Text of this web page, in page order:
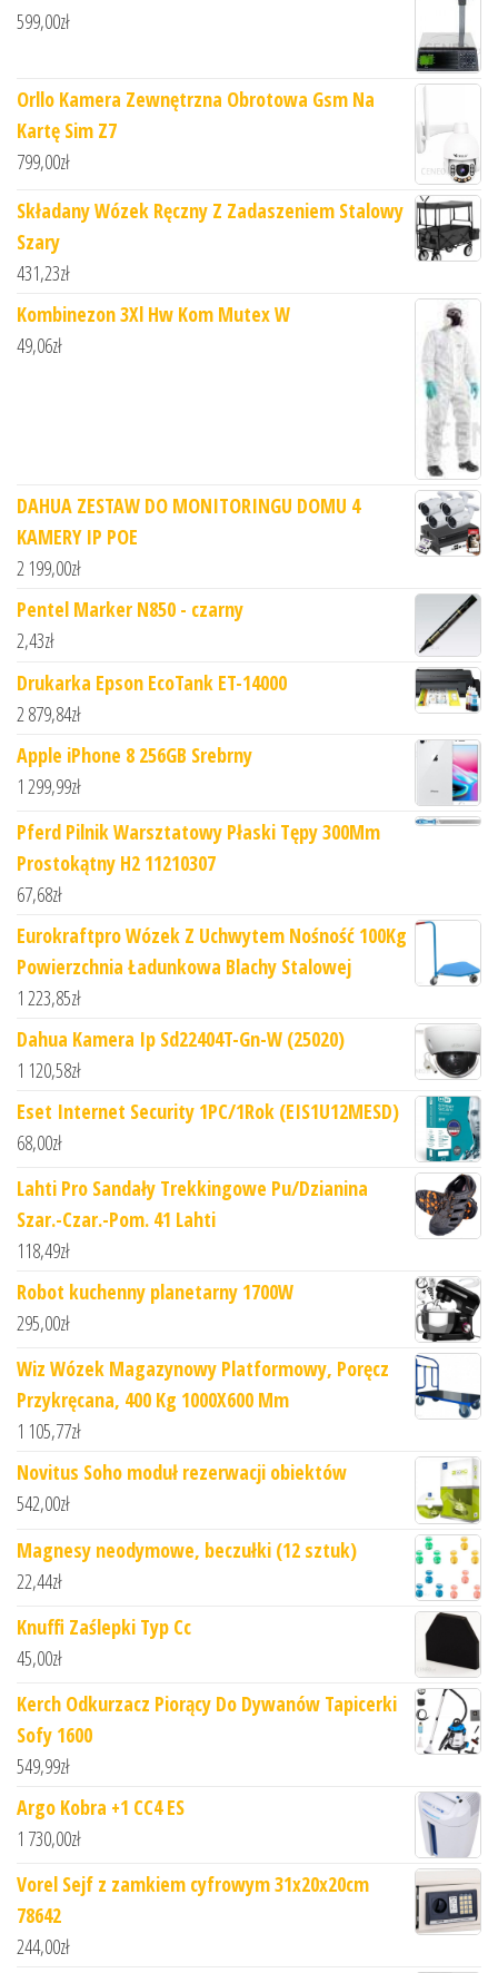
599,00zł
Orllo Kamera Zewnętrzna Obrotowa Gsm Na
Kartę Sim Z7
799,00zł
Składany Wózek Ręczny Z Zadaszeniem Stalowy
Szary
431,23zł
Kombinezon 3Xl Hw Kom Mutex W
49,06zł
DAHUA ZESTAW DO MONITORINGU DOMU 4
KAMERY IP POE
2 199,00zł
Pentel Marker N850 - czarny
2,43zł
Drukarka Epson EcoTank ET-14000
2 879,84zł
Apple iPhone 8 256GB Srebrny
1 299,99zł
Pferd Pilnik Warsztatowy Płaski Tępy 300Mm
Prostokątny H2 11210307
67,68zł
Eurokraftpro Wózek Z Uchwytem Nośność 100Kg
Powierzchnia Ładunkowa Blachy Stalowej
1 223,85zł
Dahua Kamera Ip Sd22404T-Gn-W (25020)
1 120,58zł
Eset Internet Security 1PC/1Rok (EIS1U12MESD)
68,00zł
Lahti Pro Sandały Trekkingowe Pu/Dzianina
Szar.-Czar.-Pom. 41 Lahti
118,49zł
Robot kuchenny planetarny 1700W
295,00zł
Wiz Wózek Magazynowy Platformowy, Poręcz
Przykręcana, 400 Kg 1000X600 Mm
1 105,77zł
Novitus Soho moduł rezerwacji obiektów
542,00zł
Magnesy neodymowe, beczułki (12 sztuk)
22,44zł
Knuffi Zaślepki Typ Cc
45,00zł
Kerch Odkurzacz Piorący Do Dywanów Tapicerki
Sofy 1600
549,99zł
Argo Kobra +1 CC4 ES
1 730,00zł
Vorel Sejf z zamkiem cyfrowym 31x20x20cm
78642
244,00zł